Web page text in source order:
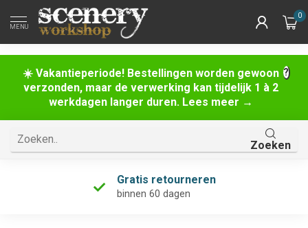
☀️ Vakantieperiode! Bestellingen worden gewoon
verzonden, maar de verwerking kan tijdelijk 1 à 2
werkdagen langer duren. Lees meer →
MENU
0
Zoeken
Gratis retourneren
binnen 60 dagen